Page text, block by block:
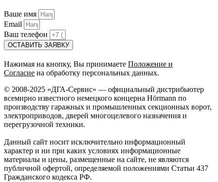
Ваше имя
Email
Ваш телефон
ОСТАВИТЬ ЗАЯВКУ
Нажимая на кнопку, Вы принимаете Положение и
Согласие на обработку персональных данных.
© 2008-2025 «ДГА-Сервис» — официальный дистрибьютер
всемирно известного немецкого концерна Hörmann по
производству гаражных и промышленных секционных ворот,
электроприводов, дверей многоцелевого назначения и
перегрузочной техники.
Данный сайт носит исключительно информационный
характер и ни при каких условиях информационные
материалы и цены, размещенные на сайте, не являются
публичной офертой, определяемой положениями Статьи 437
Гражданского кодекса РФ.